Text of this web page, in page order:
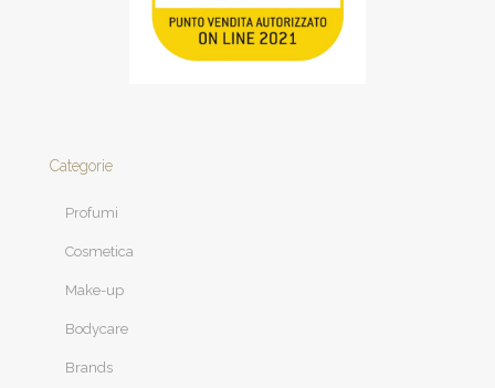
Categorie
Profumi
Cosmetica
Make-up
Bodycare
Brands